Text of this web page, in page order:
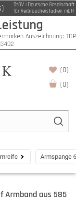
DtGV | Deutsche Gesellschaft
für Verbraucherstudien mbH
Auszeichnung: TOP
(0)
(0)
Armspange
Armband aus 585